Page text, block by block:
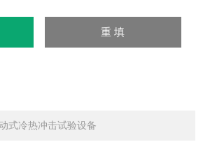
式冷热冲击试验设备